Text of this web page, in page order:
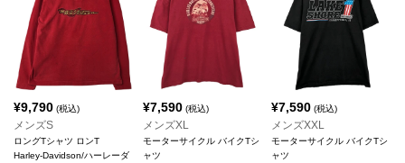
¥9,790 (税込)
メンズS
ロングTシャツ ロンT
Harley-Davidson/ハーレーダ
¥7,590(税込)
メンズXL
モーターサイクル バイクTシ
ャツ
¥7,590 (税込)
メンズXXL
モーターサイクル バイクTシ
ャツ